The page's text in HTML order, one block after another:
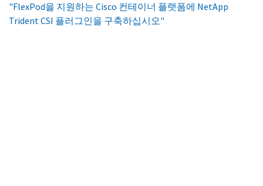
"FlexPod을 지원하는 Cisco 컨테이너 플랫폼에 NetApp
Trident CSI 플러그인을 구축하십시오"